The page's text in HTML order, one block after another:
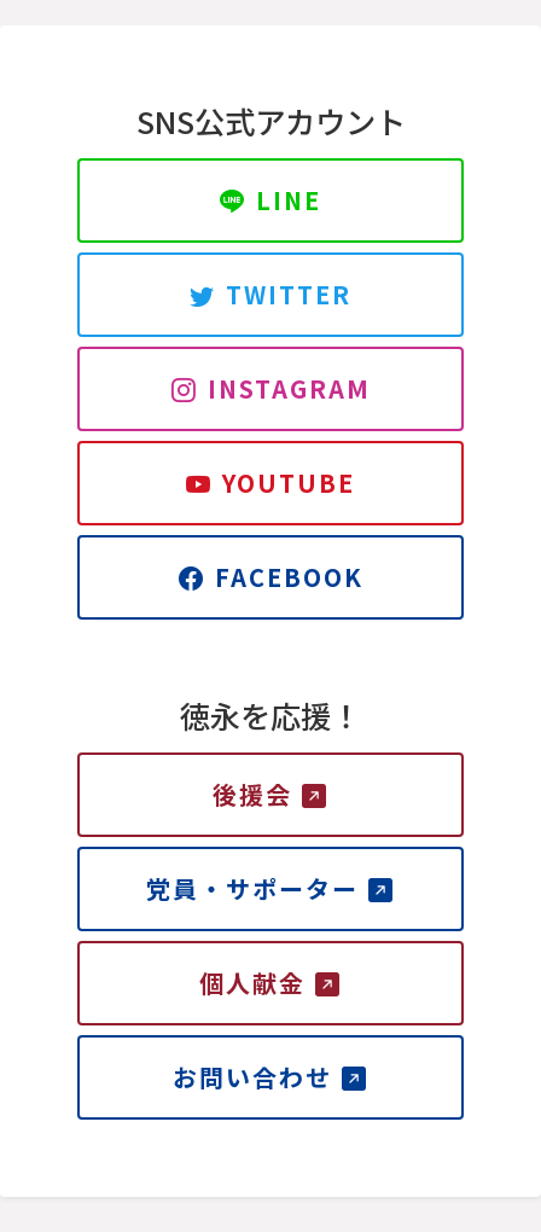
SNS公式アカウント
LINE
TWITTER
INSTAGRAM
YOUTUBE
FACEBOOK
徳永を応援！
後援会
党員・サポーター
個人献金
お問い合わせ